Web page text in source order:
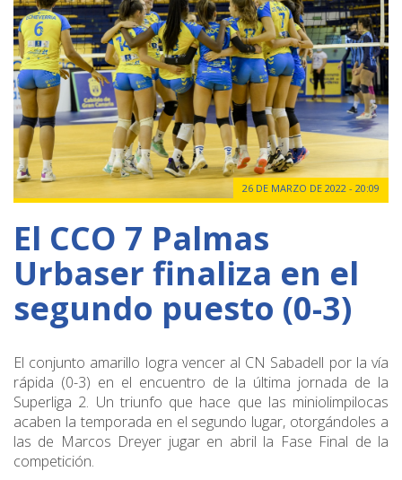
26 DE MARZO DE 2022 - 20:09
El CCO 7 Palmas
Urbaser finaliza en el
segundo puesto (0-3)
El conjunto amarillo logra vencer al CN Sabadell por la vía
rápida (0-3) en el encuentro de la última jornada de la
Superliga 2. Un triunfo que hace que las miniolimpilocas
acaben la temporada en el segundo lugar, otorgándoles a
las de Marcos Dreyer jugar en abril la Fase Final de la
competición.